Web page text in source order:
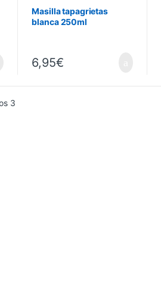
Masilla tapagrietas
blanca 250ml
6,95€
3